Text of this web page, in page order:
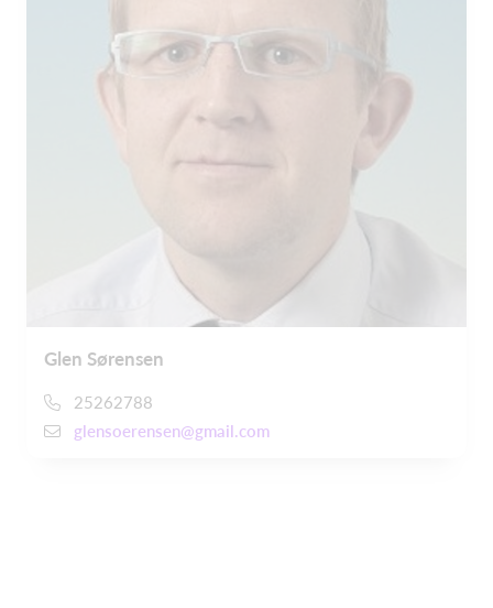
Glen Sørensen
25262788
glensoerensen@gmail.com